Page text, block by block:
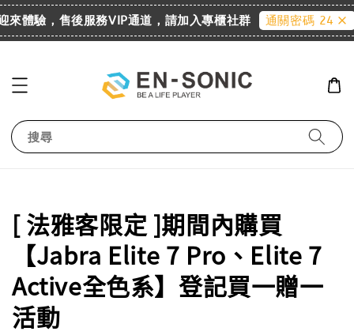
體驗，售後服務VIP通道，請加入專櫃社群 通關密碼 2455
搜尋
[ 法雅客限定 ]期間內購買
【Jabra Elite 7 Pro、Elite 7
Active全色系】登記買一贈一
活動